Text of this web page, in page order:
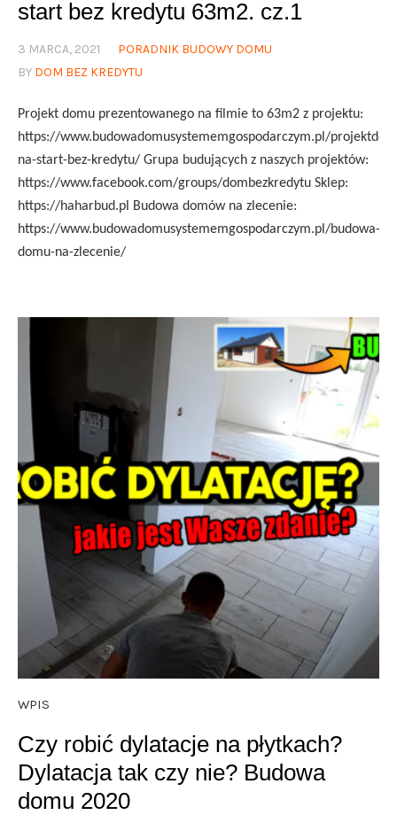
start bez kredytu 63m2. cz.1
3 MARCA, 2021
PORADNIK BUDOWY DOMU
BY DOM BEZ KREDYTU
Projekt domu prezentowanego na filmie to 63m2 z projektu:
https://www.budowadomusystememgospodarczym.pl/
na-start-bez-kredytu/ Grupa budujących z naszych projektów:
https://www.facebook.com/groups/dombezkredytu Sklep:
https://haharbud.pl Budowa domów na zlecenie:
https://www.budowadomusystememgospodarczym.pl/budowa-
domu-na-zlecenie/
WPIS
Czy robić dylatacje na płytkach?
Dylatacja tak czy nie? Budowa
domu 2020